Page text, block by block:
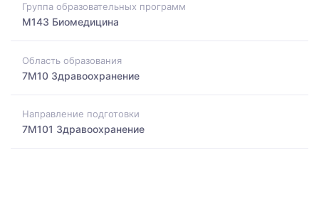
Группа образовательных программ
M143 Биомедицина
Область образования
7M10 Здравоохранение
Направление подготовки
7M101 Здравоохранение